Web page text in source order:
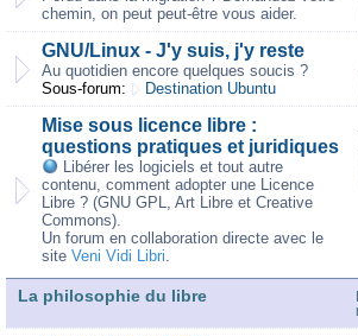
chemin, on peut peut-être vous aider.
GNU/Linux - J'y suis, j'y reste
Au quotidien encore quelques soucis ?
Sous-forum:
Destination Ubuntu
Mise sous licence libre :
questions pratiques et juridiques
Libérer les logiciels et tout autre
contenu, comment adopter une Licence
Libre ? (GNU GPL, Art Libre et Creative
Commons).
Un forum en collaboration directe avec le
site Veni Vidi Libri.
La philosophie du libre